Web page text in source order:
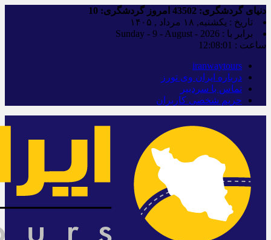
دنیای گردشگری: امروز گردشگری:
تاریخ : یکشنبه, ۱۸ مرداد , ۱۴۰۵
برابر با : Sunday - 9 - August - 2026
ساعت : 12:08:02
iranwaytours
درباره ایران وی تورز
تماس با سردبیر
حریم شخصی کاربران